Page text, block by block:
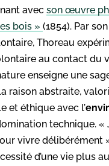
avec son œuvre
bois » (1854). Par
Thoreau
au contact du
enseigne une
raison abstraite,
et éthique avec l’
technique. «
vivre délibérément
d’une vie plus